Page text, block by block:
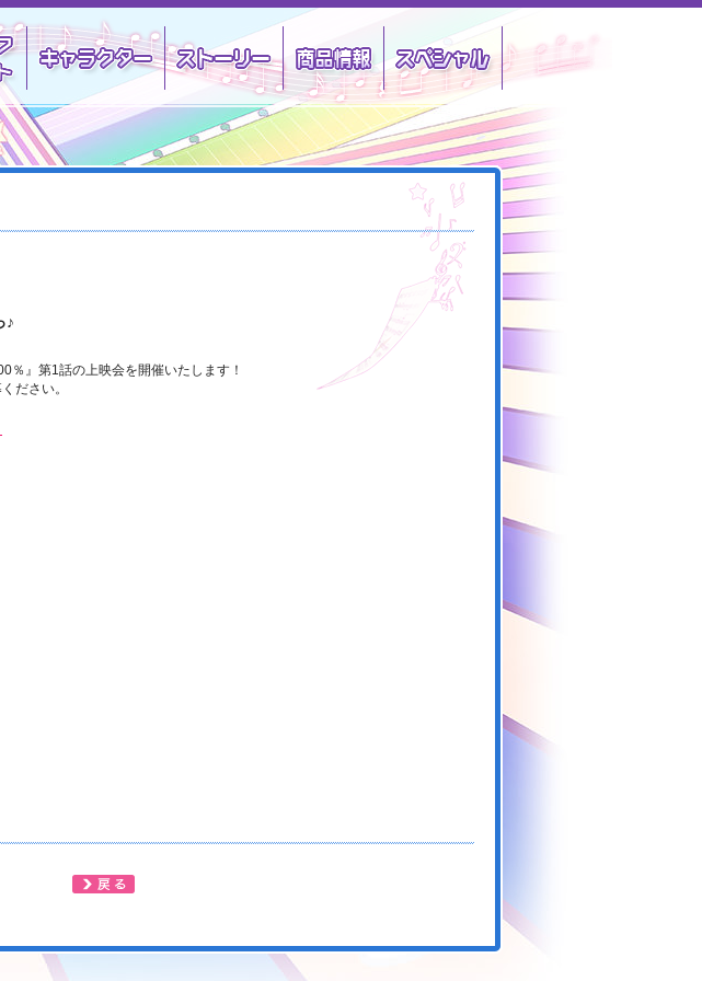
ョンスタッフキャスト キャラクター ストーリー 商品情報
♪
％』第1話の上映会を開催いたします！
ださい。